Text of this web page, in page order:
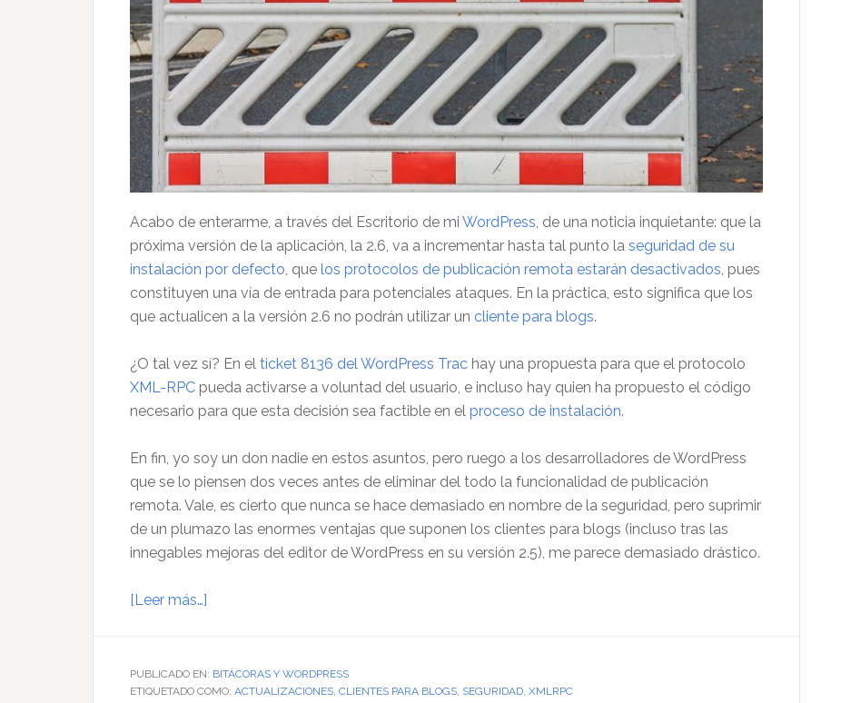
Acabo de enterarme, a través del Escritorio de mi WordPress , de una noticia inquietante: que la
próxima versión de la aplicación, la 2.6, va a incrementar hasta tal punto la seguridad de su
instalación por defecto , que los protocolos de publicación remota estarán desactivados , pues
constituyen una vía de entrada para potenciales ataques. En la práctica, esto significa que los
que actualicen a la versión 2.6 no podrán utilizar un cliente para blogs.
¿O tal vez sí? En el ticket 8136 del WordPress Trac hay una propuesta para que el protocolo
XML-RPC pueda activarse a voluntad del usuario, e incluso hay quien ha propuesto el código
necesario para que esta decisión sea factible en el proceso de instalación.
En fin, yo soy un don nadie en estos asuntos, pero ruego a los desarrolladores de WordPress
que se lo piensen dos veces antes de eliminar del todo la funcionalidad de publicación
remota. Vale, es cierto que nunca se hace demasiado en nombre de la seguridad, pero suprimir
de un plumazo las enormes ventajas que suponen los clientes para blogs (incluso tras las
innegables mejoras del editor de WordPress en su versión 2.5), me parece demasiado drástico.
[Leer más…]
final
de
PUBLICADO EN: BITÁCORAS Y WORDPRESS
ETIQUETADO COMO: ACTUALIZACIONES CLIENTES PARA BLOGS SEGURIDAD XMLRPC